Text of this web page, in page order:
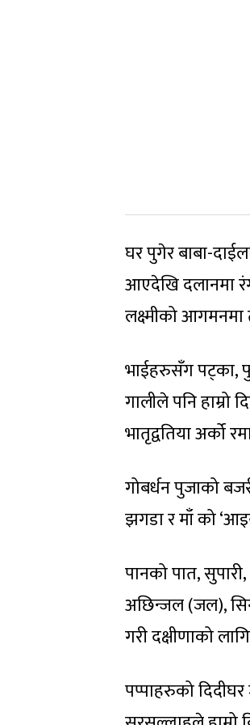
घर पुगेर बाबा-
आएदेखि दलानमा
लक्ष्मीको
भाईहरुसँग पट्का,
गालीले पनि हाम्रो
भातृद्वतिया अर्को
गोबर्धन पुजाको
झगडा र माँ को
पानको पात,
अछिन्जल (जल),
गरी दक्षीणाको
पप्पाहरुको